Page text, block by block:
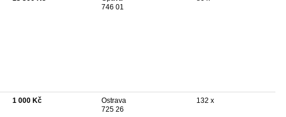
746 01
1 000 Kč
Ostrava
725 26
132 x